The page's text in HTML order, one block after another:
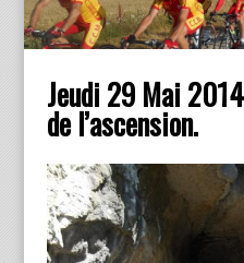
Jeudi 29 Mai
de l’ascension.